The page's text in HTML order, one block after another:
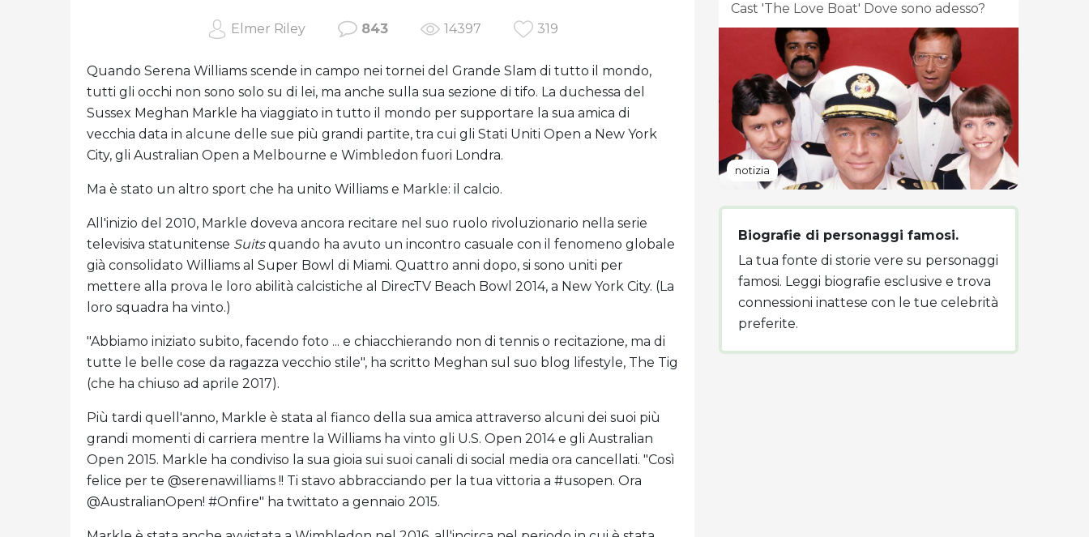
Elmer Riley 843 14397 319
Quando Serena Williams scende in campo nei tornei del Grande Slam di tutto il mondo,
tutti gli occhi non sono solo su di lei, ma anche sulla sua sezione di tifo. La duchessa del
Sussex Meghan Markle ha viaggiato in tutto il mondo per supportare la sua amica di
vecchia data in alcune delle sue più grandi partite, tra cui gli Stati Uniti Open a New York
City, gli Australian Open a Melbourne e Wimbledon fuori Londra.
Ma è stato un altro sport che ha unito Williams e Markle: il calcio.
All'inizio del 2010, Markle doveva ancora recitare nel suo ruolo rivoluzionario nella serie
televisiva statunitense Suitsquando ha avuto un incontro casuale con il fenomeno globale
già consolidato Williams al Super Bowl di Miami. Quattro anni dopo, si sono uniti per
mettere alla prova le loro abilità calcistiche al DirecTV Beach Bowl 2014, a New York City. (La
loro squadra ha vinto.)
"Abbiamo iniziato subito, facendo foto ... e chiacchierando non di tennis o recitazione, ma di
tutte le belle cose da ragazza vecchio stile", ha scritto Meghan sul suo blog lifestyle, The Tig
(che ha chiuso ad aprile 2017).
Più tardi quell'anno, Markle è stata al fianco della sua amica attraverso alcuni dei suoi più
grandi momenti di carriera mentre la Williams ha vinto gli U.S. Open 2014 e gli Australian
Open 2015. Markle ha condiviso la sua gioia sui suoi canali di social media ora cancellati. "Così
felice per te @serenawilliams !! Ti stavo abbracciando per la tua vittoria a #usopen. Ora
@AustralianOpen! #Onfire" ha twittato a gennaio 2015.
Cast 'The Love Boat' Dove sono adesso?
notizia
Biografie di personaggi famosi.
La tua fonte di storie vere su personaggi
famosi. Leggi biografie esclusive e trova
connessioni inattese con le tue celebrità
preferite.